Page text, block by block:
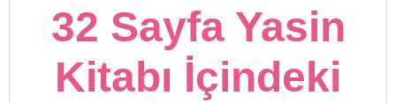
32 Sayfa Yasin
Kitabı İçindeki